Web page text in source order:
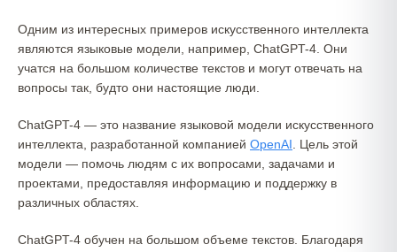
Одним из интересных примеров искусственного интеллекта
являются языковые модели, например, ChatGPT-4. Они
учатся на большом количестве текстов и могут отвечать на
вопросы так, будто они настоящие люди.
ChatGPT-4 — это название языковой модели искусственного
интеллекта, разработанной компанией OpenAI . Цель этой
модели — помочь людям с их вопросами, задачами и
проектами, предоставляя информацию и поддержку в
различных областях.
ChatGPT-4 обучен на большом объеме текстов. Благодаря